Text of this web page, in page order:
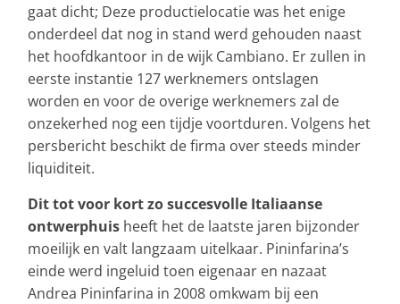
gaat dicht; Deze productielocatie was het enige
onderdeel dat nog in stand werd gehouden naast
het hoofdkantoor in de wijk Cambiano. Er zullen in
eerste instantie 127 werknemers ontslagen
worden en voor de overige werknemers zal de
onzekerhed nog een tijdje voortduren. Volgens het
persbericht beschikt de firma over steeds minder
liquiditeit.
Dit tot voor kort zo succesvolle Italiaanse
ontwerphuis heeft het de laatste jaren bijzonder
moeilijk en valt langzaam uitelkaar. Pininfarina’s
einde werd ingeluid toen eigenaar en nazaat
Andrea Pininfarina in 2008 omkwam bij een